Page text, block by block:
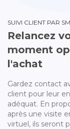
SUIVI CLIENT PAR
Relancez
moment
l'achat
Gardez contact
client pour leur
adéquat. En
après une visite
virtuel, ils seront